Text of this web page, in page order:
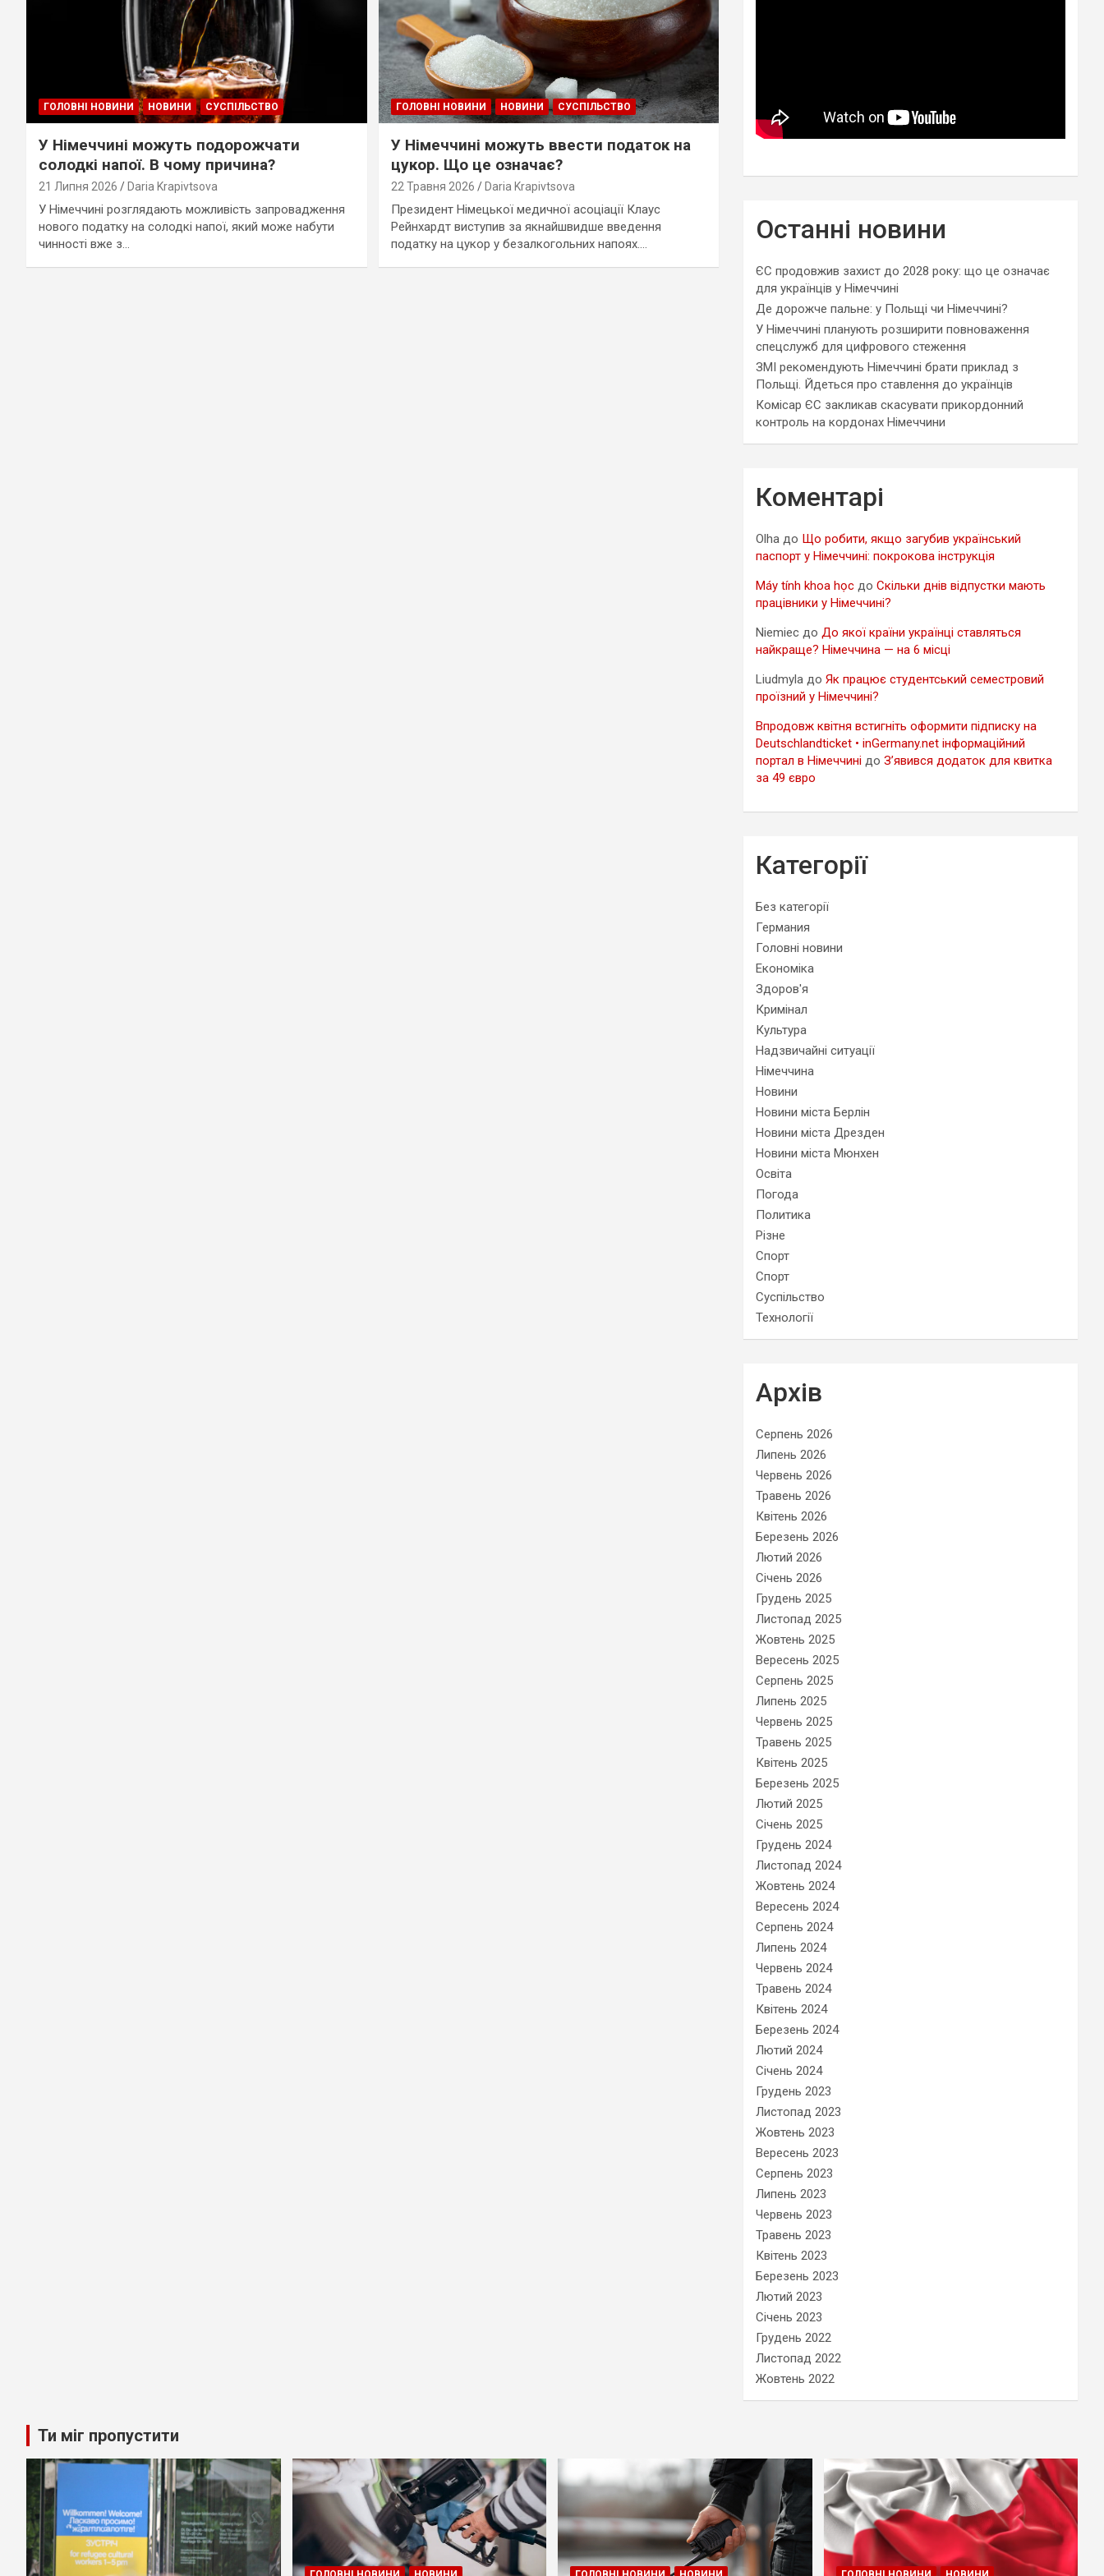
ГОЛОВНІ НОВИНИ НОВИНИ СУСПІЛЬСТВО
У Німеччині можуть подорожчати
солодкі напої. В чому причина?
21 Липня 2026 Daria Krapivtsova
У Німеччині розглядають можливість запровадження
нового податку на солодкі напої, який може набути
чинності вже з…
ГОЛОВНІ НОВИНИ НОВИНИ СУСПІЛЬСТВО
У Німеччині можуть ввести податок на
цукор. Що це означає?
22 Травня 2026 Daria Krapivtsova
Президент Німецької медичної асоціації Клаус
Рейнхардт виступив за якнайшвидше введення
податку на цукор у безалкогольних напоях.…
Останні новини
ЄС продовжив захист до 2028 року: що це означає
для українців у Німеччині
Де дорожче пальне: у Польщі чи Німеччині?
У Німеччині планують розширити повноваження
спецслужб для цифрового стеження
ЗМІ рекомендують Німеччині брати приклад з
Польщі. Йдеться про ставлення до українців
Комісар ЄС закликав скасувати прикордонний
контроль на кордонах Німеччини
Коментарі
Olha до Що робити, якщо загубив український
паспорт у Німеччині: покрокова інструкція
Máy tính khoa học доСкільки днів відпустки мають
працівники у Німеччині?
Niemiec доДо якої країни українці ставляться
найкраще? Німеччина — на 6 місці
Liudmyla доЯк працює студентський семестровий
проїзний у Німеччині?
Впродовж квітня встигніть оформити підписку на
Deutschlandticket • inGermany.net інформаційний
портал в Німеччині доЗ’явився додаток для квитка
за 49 євро
Категорії
Без категорії
Германия
Головні новини
Економіка
Здоров'я
Кримінал
Культура
Надзвичайні ситуації
Німеччина
Новини
Новини міста Берлін
Новини міста Дрезден
Новини міста Мюнхен
Освіта
Погода
Политика
Різне
Спорт
Спорт
Суспільство
Технології
Архів
Серпень 2026
Липень 2026
Червень 2026
Травень 2026
Квітень 2026
Березень 2026
Лютий 2026
Січень 2026
Грудень 2025
Листопад 2025
Жовтень 2025
Вересень 2025
Серпень 2025
Липень 2025
Червень 2025
Травень 2025
Квітень 2025
Березень 2025
Лютий 2025
Січень 2025
Грудень 2024
Листопад 2024
Жовтень 2024
Вересень 2024
Серпень 2024
Липень 2024
Червень 2024
Травень 2024
Квітень 2024
Березень 2024
Лютий 2024
Січень 2024
Грудень 2023
Листопад 2023
Жовтень 2023
Вересень 2023
Серпень 2023
Липень 2023
Червень 2023
Травень 2023
Квітень 2023
Березень 2023
Лютий 2023
Січень 2023
Грудень 2022
Листопад 2022
Жовтень 2022
Ти міг пропустити